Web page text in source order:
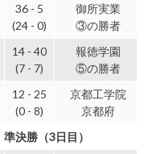
36 - 5
(24 - 0)
御所実業
③の勝者
14 - 40
(7 - 7)
報徳学園
⑤の勝者
12 - 25
(0 - 8)
京都工学院
京都府
準決勝（3日目）